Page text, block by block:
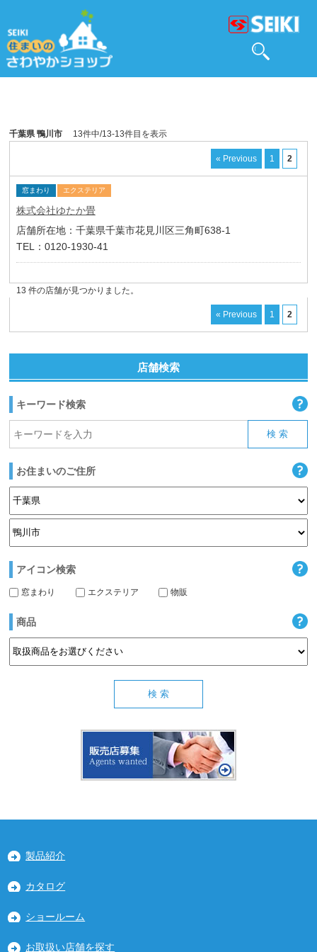
千葉県 鴨川市 13件中/13-13件目を表示
« Previous 1 2
窓まわり エクステリア
株式会社ゆたか畳
店舗所在地：千葉県千葉市花見川区三角町638-1
TEL：0120-1930-41
13 件の店舗が見つかりました。
« Previous 1 2
店舗検索
キーワード検索
お住まいのご住所
アイコン検索
窓まわり エクステリア 物販
商品
製品紹介
カタログ
ショールーム
お取扱い店舗を探す